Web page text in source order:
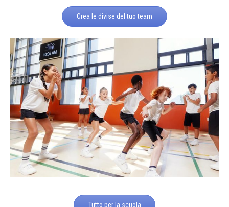
Crea le divise del tuo team
Tutto per la scuola